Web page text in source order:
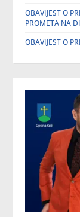
OBAVIJEST O
PROMETA NA
OBAVIJEST O